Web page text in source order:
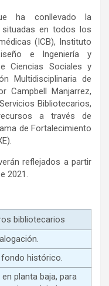
ha conllevado la
situadas en todos los
(ICB), Instituto
e Ingeniería y
Ciencias Sociales y
Multidisciplinaria de
Campbell Manjarrez,
Bibliotecarios,
a través de
de Fortalecimiento
reflejados a partir
2021.
bibliotecarios
fondo histórico.
planta baja, para